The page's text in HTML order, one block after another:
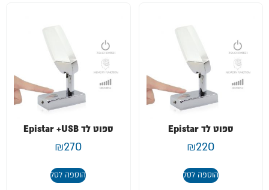
ספוט לד Epistar
₪220
הוספה לסל
ספוט לד Epistar +USB
₪270
הוספה לסל